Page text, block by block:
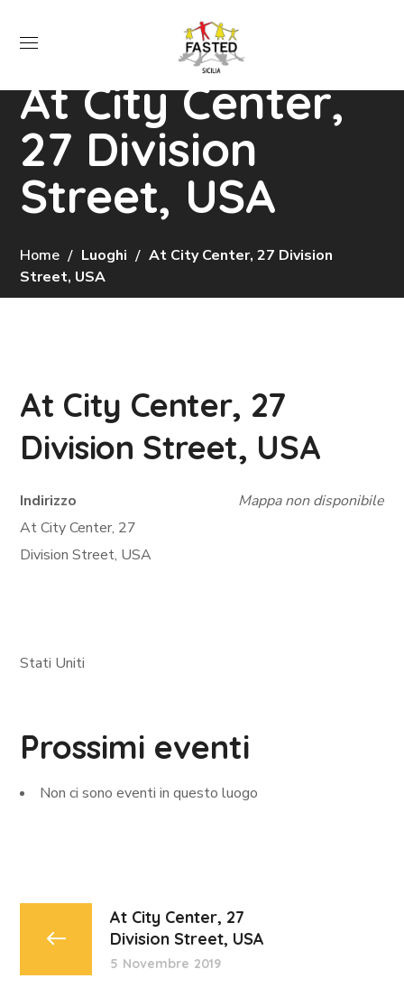
At City Center,
27 Division
Street, USA
Home Luoghi
At City Center, 27 Division
Street, USA
At City Center, 27
Division Street, USA
Mappa non disponibile
Indirizzo
At City Center, 27
Division Street, USA
Stati Uniti
Prossimi eventi
Non ci sono eventi in questo luogo
At City Center, 27
Division Street, USA
5 Novembre 2019